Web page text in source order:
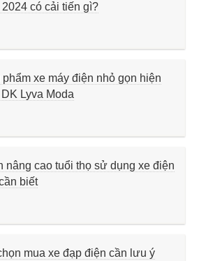
có cải tiến gì?
phẩm xe máy điện nhỏ gọn hiện
Lyva Moda
nâng cao tuổi thọ sử dụng xe điện
biết
mua xe đạp điện cần lưu ý